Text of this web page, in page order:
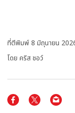
ที่ตีพิมพ์8 มิถุนายน
โดย คริส ชอว์